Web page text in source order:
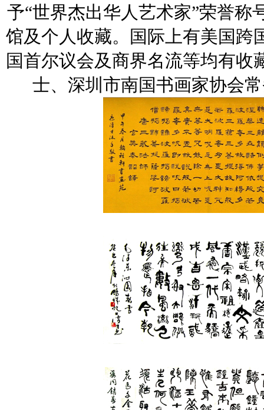
予“世界杰出华人艺术家”荣誉
馆及个人收藏。国际上有美国跨
国首尔议会及商界名流等均有
士、深圳市南国书画家协会